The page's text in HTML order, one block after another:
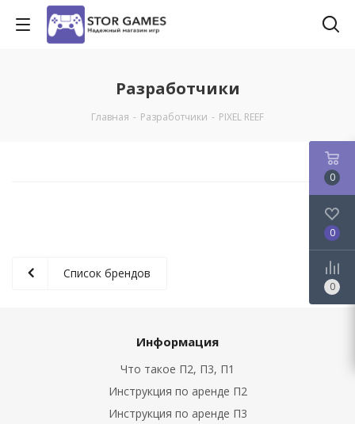
Разработчики
Главная - Разработчики - PIXEL REEF
Список брендов
Информация
Что такое П2, П3, П1
Инструкция по аренде П2
Инструкция по аренде П3
0
0
0